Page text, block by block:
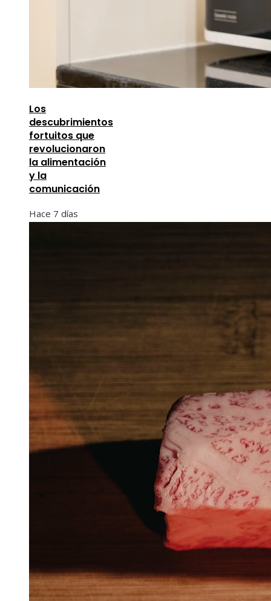
Los
descubrimientos
fortuitos que
revolucionaron
la alimentación
y la
comunicación
Hace 7 días